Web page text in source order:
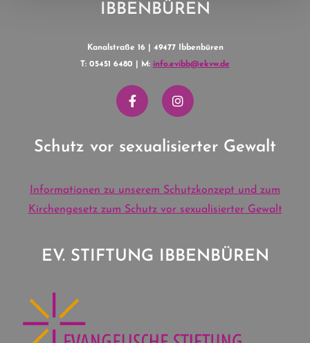
IBBENBÜREN
Kanalstraße 16 | 49477 Ibbenbüren
T: 05451 6480 | M: info.evibb@ekvw.de
Schutz vor sexualisierter Gewalt
Informationen zu unserem Schutzkonzept und zum
Kirchengesetz zum Schutz vor sexualisierter Gewalt
EV. STIFTUNG IBBENBÜREN